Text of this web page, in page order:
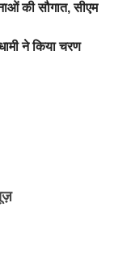
की सौगात, सीएम
ने किया चरण